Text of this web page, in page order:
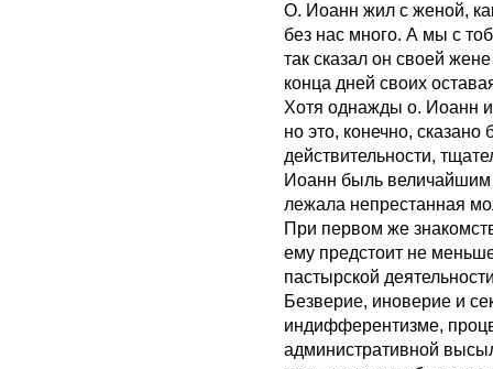
О. Иоанн жил с женой,
без нас много. А мы с
так сказал он своей
конца дней своих
Хотя однажды о. Иоанн и
но это, конечно,
действительности,
Иоанн быль величайшим
лежала непрестанная
При первом же
ему предстоит не
пастырской
Безверие, иноверие и
индифферентизме,
административной